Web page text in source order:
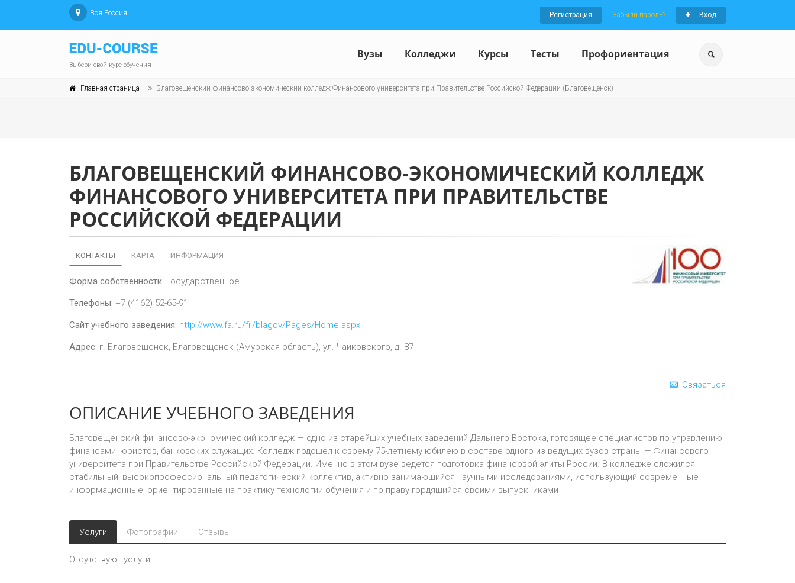
Вся Россия Регистрация Забыли пароль? Вход
Выбери свой курс обучения
Вузы Колледжи Курсы Тесты Профориентация
Главная страница Благовещенский финансово-экономический колледж Финансового университета при Правительстве Российской Федерации (Благовещенск)
БЛАГОВЕЩЕНСКИЙ ФИНАНСОВО-ЭКОНОМИЧЕСКИЙ КОЛЛЕДЖ
ФИНАНСОВОГО УНИВЕРСИТЕТА ПРИ ПРАВИТЕЛЬСТВЕ
РОССИЙСКОЙ ФЕДЕРАЦИИ
КОНТАКТЫ КАРТА ИНФОРМАЦИЯ
Форма собственности: Государственное
Телефоны: +7 (4162) 52-65-91
Сайт учебного заведения: http://www.fa.ru/fil/blagov/Pages/Home.aspx
Адрес: г. Благовещенск, Благовещенск (Амурская область), ул. Чайковского, д. 87
Связаться
ОПИСАНИЕ УЧЕБНОГО ЗАВЕДЕНИЯ
Благовещенский финансово-экономический кол­ледж — одно из старейших учебных заведений Даль­него Востока, готовящее специалистов по управлению
финансами, юристов, банковских служащих. Колледж подошел к своему 75-летнему юбилею в составе одно­го из ведущих вузов страны — Финансового
университета при Правительстве Российской Федерации. Именно в этом вузе ведется подготовка финансовой элиты Рос­сии. В колледже сложился
стабильный, высокопрофессио­нальный педагогический коллектив, активно занима­ющийся научными исследованиями, использующий современные
информационные, ориентированные на практику технологии обучения и по праву гордящийся своими выпускниками
Услуги Фотографии Отзывы
Отсутствуют услуги.